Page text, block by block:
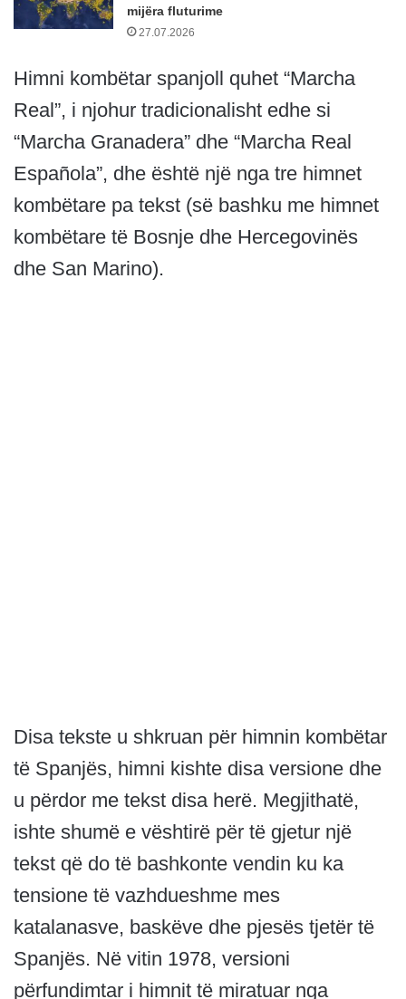
mijëra fluturime
27.07.2026
Himni kombëtar spanjoll quhet “Marcha
Real”, i njohur tradicionalisht edhe si
“Marcha Granadera” dhe “Marcha Real
Española”, dhe është një nga tre himnet
kombëtare pa tekst (së bashku me himnet
kombëtare të Bosnje dhe Hercegovinës
dhe San Marino).
Disa tekste u shkruan për himnin kombëtar
të Spanjës, himni kishte disa versione dhe
u përdor me tekst disa herë. Megjithatë,
ishte shumë e vështirë për të gjetur një
tekst që do të bashkonte vendin ku ka
tensione të vazhdueshme mes
katalanasve, baskëve dhe pjesës tjetër të
Spanjës. Në vitin 1978, versioni
përfundimtar i himnit të miratuar nga